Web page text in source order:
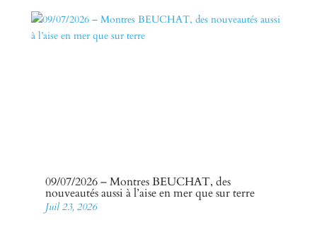
09/07/2026 – Montres BEUCHAT, des
nouveautés aussi à l’aise en mer que sur terre
Juil 23, 2026